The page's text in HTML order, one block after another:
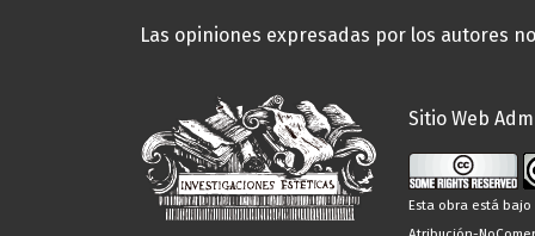
Las opiniones expresadas por los autores
Sitio Web
Esta obra está